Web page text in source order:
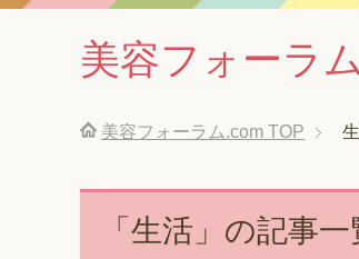
美容フォーラ
美容フォーラム.com TOP
「生活」の記事一